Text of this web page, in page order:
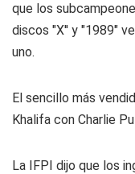
que los
discos "X'' y "1989"
uno.
El sencillo más
Khalifa con Charlie
La IFPI dijo que los